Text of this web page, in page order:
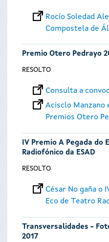
Rocío Soledad
Compostela de
Premio Otero Pedrayo
RESOLTO
Consulta a
Acisclo Manzano
Premios Otero
IV Premio A Pegada do
Radiofónico da ESAD
RESOLTO
César No gaña o
Eco de Teatro
Transversalidades -
2017